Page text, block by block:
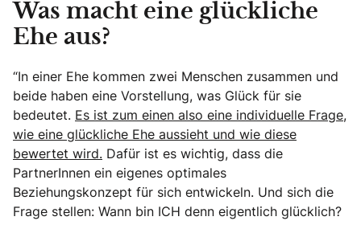
Was macht eine glückliche
Ehe aus?
“In einer Ehe kommen zwei Menschen zusammen und
beide haben eine Vorstellung, was Glück für sie
bedeutet. Es ist zum einen also eine individuelle Frage,
wie eine glückliche Ehe aussieht und wie diese
bewertet wird. Dafür ist es wichtig, dass die
PartnerInnen ein eigenes optimales
Beziehungskonzept für sich entwickeln. Und sich die
Frage stellen: Wann bin ICH denn eigentlich glücklich?